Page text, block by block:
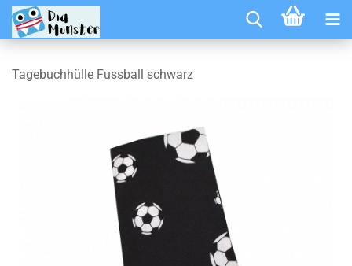
Tagebuchhülle Fussball schwarz